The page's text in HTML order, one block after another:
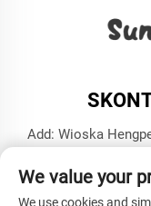
Add: Wioska
Tel.:+86-
We value your
We use cookies and